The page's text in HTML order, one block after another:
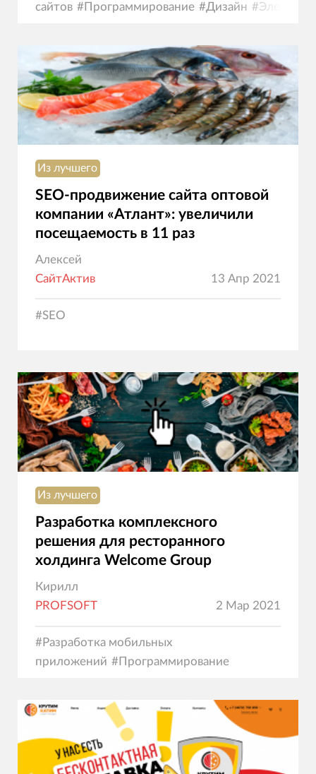
сайтов #Программирование #Дизайн #
Из лучшего
SEO-продвижение сайта оптовой
компании «Атлант»: увеличили
посещаемость в 11 раз
Алексей
СайтАктив
13 Апр 2021
#SEO
Из лучшего
Разработка комплексного
решения для ресторанного
холдинга Welcome Group
Кирилл
PROFSOFT
2 Мар 2021
#Разработка мобильных
приложений #Программирование